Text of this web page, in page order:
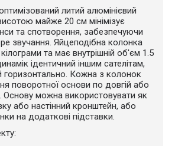
литий алюмінієвий
майже 20 см мінімізує
та спотворення, забезпечуючи
звучання. Яйцеподібна колонка
та має внутрішній об'єм 1.5
ідентичний іншим сателітам,
горизонтально. Кожна з колонок
поворотної основи по довгій або
Основу можна використовувати як
або настінний кронштейн, або
на додаткові підставки.